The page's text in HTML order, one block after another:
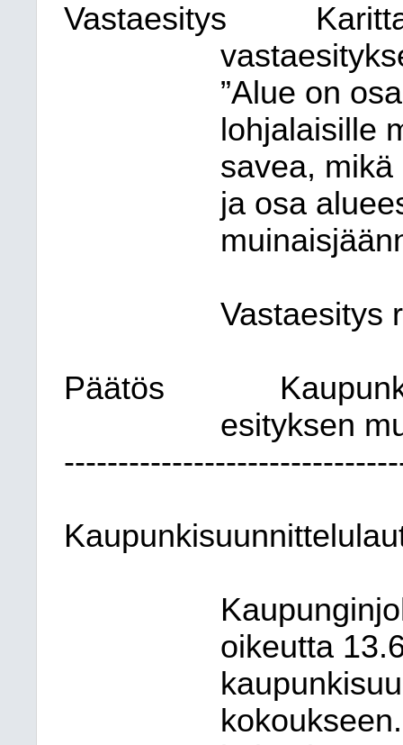
Vastaesitys
”Alue on
lohjalaisille
savea,
ja osa
Vastaesitys
Päätös
esityksen
oikeutta